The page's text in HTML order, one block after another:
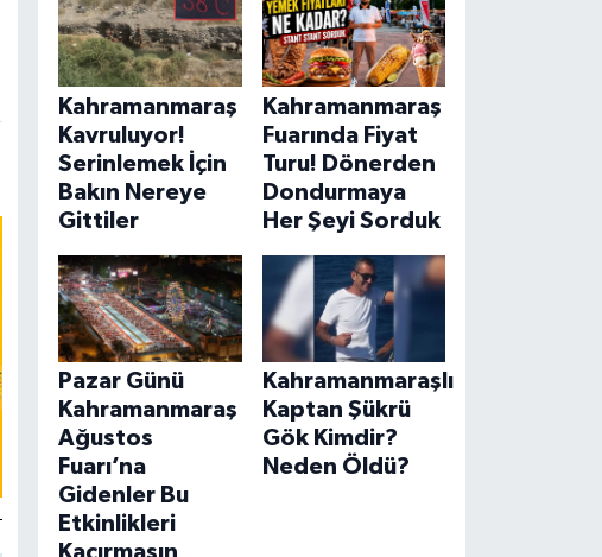
Kahramanmaraş
Kavruluyor!
Serinlemek İçin
Bakın Nereye
Gittiler
Kahramanmaraş
Fuarında Fiyat
Turu! Dönerden
Dondurmaya
Her Şeyi Sorduk
Pazar Günü
Kahramanmaraş
Ağustos
Fuarı’na
Gidenler Bu
Etkinlikleri
Kahramanmaraşlı
Kaptan Şükrü
Gök Kimdir?
Neden Öldü?